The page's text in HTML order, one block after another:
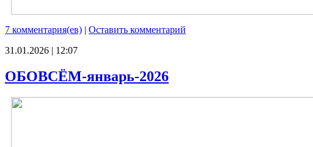
7 комментария(ев) | Оставить комментарий
31.01.2026 | 12:07
ОБОВСЁМ-январь-2026